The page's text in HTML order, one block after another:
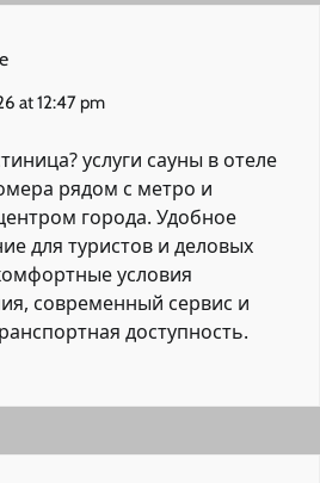
at 12:47 pm
услуги сауны в отеле
рядом с метро и
города. Удобное
для туристов и деловых
условия
современный сервис и
доступность.